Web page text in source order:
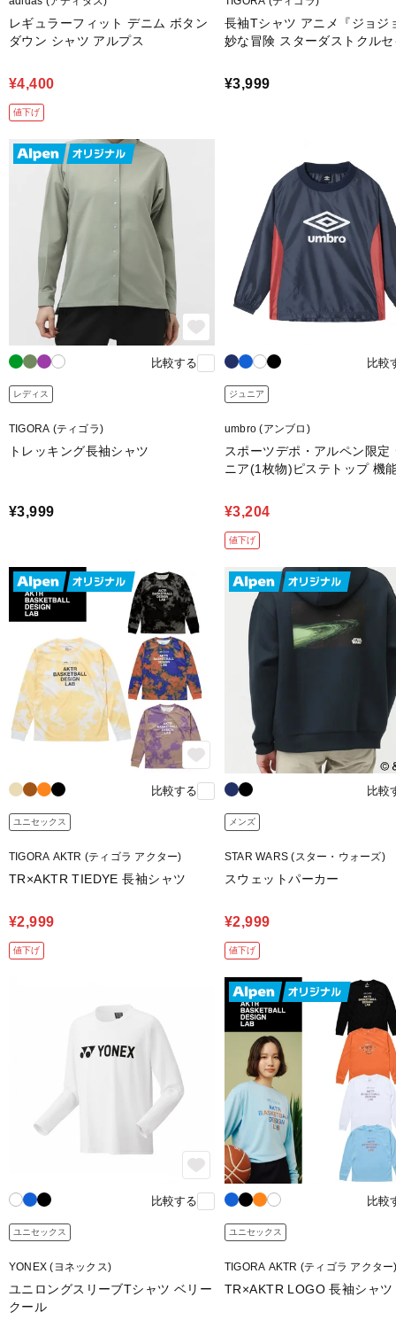
レギュラーフィット デニム ボタン
ダウン シャツ アルプス
¥4,400
値下げ
長袖Tシャツ アニメ『ジョジ
妙な冒険 スターダストクル
¥3,999
比較する
レディス
TIGORA (ティゴラ)
トレッキング長袖シャツ
¥3,999
比較
ジュニア
umbro (アンブロ)
スポーツデポ・アルペン限定
ニア(1枚物)ピステトップ 機
¥3,204
値下げ
比較する
ユニセックス
TIGORA AKTR (ティゴラ アクター)
TR×AKTR TIEDYE 長袖シャツ
¥2,999
値下げ
比較
メンズ
STAR WARS (スター・ウォーズ)
スウェットパーカー
¥2,999
値下げ
比較する
ユニセックス
YONEX (ヨネックス)
ユニロングスリーブTシャツ ベリー
クール
比較
ユニセックス
TIGORA AKTR (ティゴラ アクター
TR×AKTR LOGO 長袖シャツ